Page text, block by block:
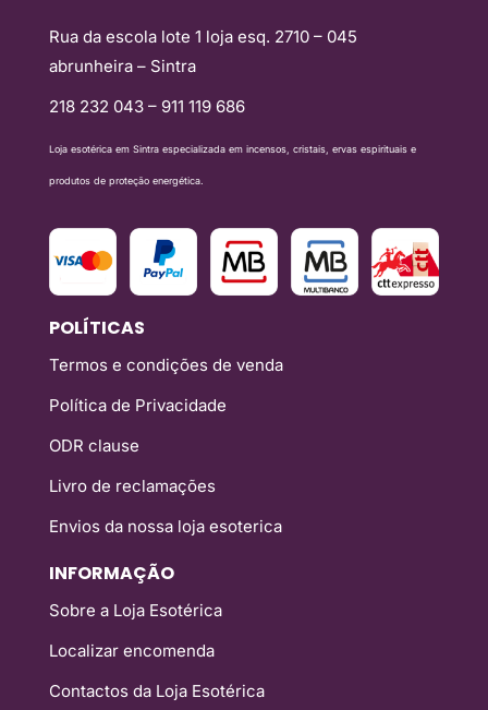
Rua da escola lote 1 loja esq. 2710 – 045
abrunheira – Sintra
218 232 043 – 911 119 686
Loja esotérica em Sintra especializada em incensos, cristais, ervas espirituais e
produtos de proteção energética.
POLÍTICAS
Termos e condições de venda
Política de Privacidade
ODR clause
Livro de reclamações
Envios da nossa loja esoterica
INFORMAÇÃO
Sobre a Loja Esotérica
Localizar encomenda
Contactos da Loja Esotérica